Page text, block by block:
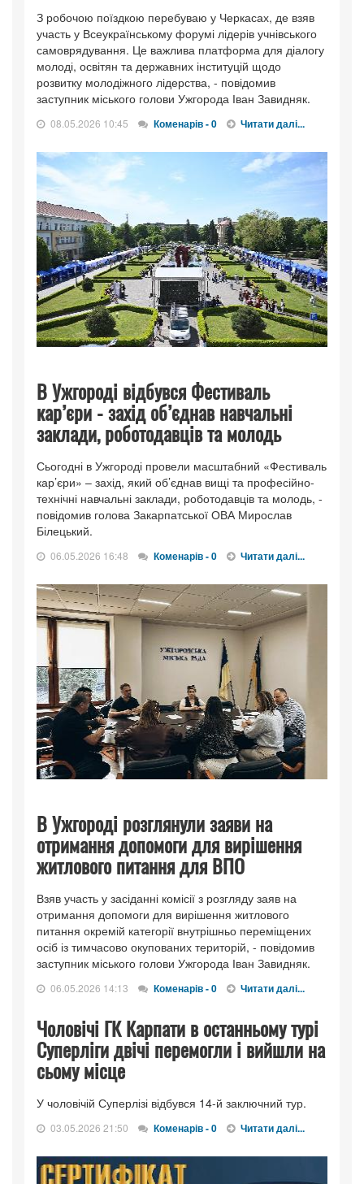
З робочою поїздкою перебуваю у Черкасах, де взяв
участь у Всеукраїнському форумі лідерів учнівського
самоврядування. Це важлива платформа для діалогу
молоді, освітян та державних інституцій щодо
розвитку молодіжного лідерства, - повідомив
заступник міського голови Ужгорода Іван Завидняк.
08.05.2026 10:45 Коменарів - 0 Читати далі...
В Ужгороді відбувся Фестиваль
кар’єри - захід об’єднав навчальні
заклади, роботодавців та молодь
Сьогодні в Ужгороді провели масштабний «Фестиваль
кар’єри» – захід, який об’єднав вищі та професійно-
технічні навчальні заклади, роботодавців та молодь, -
повідомив голова Закарпатської ОВА Мирослав
Білецький.
06.05.2026 16:48 Коменарів - 0 Читати далі...
В Ужгороді розглянули заяви на
отримання допомоги для вирішення
житлового питання для ВПО
Взяв участь у засіданні комісії з розгляду заяв на
отримання допомоги для вирішення житлового
питання окремій категорії внутрішньо переміщених
осіб із тимчасово окупованих територій, - повідомив
заступник міського голови Ужгорода Іван Завидняк.
06.05.2026 14:13 Коменарів - 0 Читати далі...
Чоловічі ГК Карпати в останньому турі
Суперліги двічі перемогли і вийшли на
сьому місце
У чоловічій Суперлізі відбувся 14-й заключний тур.
03.05.2026 21:50 Коменарів - 0 Читати далі...